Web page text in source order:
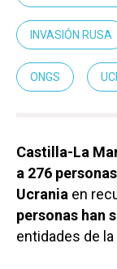
INVASIÓN RUSA
ONGS
Castilla-La
a 276
Ucrania en
personas han
entidades de la